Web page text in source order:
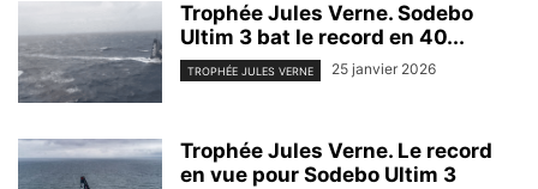
Trophée Jules Verne. Sodebo
Ultim 3 bat le record en 40...
TROPHÉE JULES VERNE 25 janvier 2026
Trophée Jules Verne. Le record
en vue pour Sodebo Ultim 3